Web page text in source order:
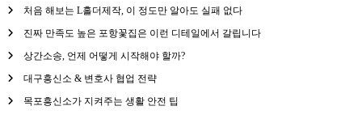
처음 해보는 L홀더제작, 이 정도만 알아도 실패 없다
진짜 만족도 높은 포항꽃집은 이런 디테일에서 갈립니다
상간소송, 언제 어떻게 시작해야 할까?
대구흥신소 & 변호사 협업 전략
목포흥신소가 지켜주는 생활 안전 팁